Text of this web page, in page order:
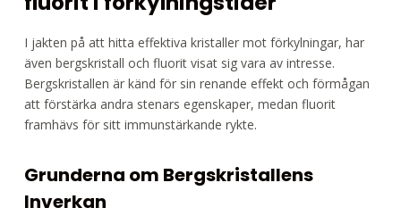
I jakten på att hitta effektiva kristaller mot förkylningar, har
även bergskristall och fluorit visat sig vara av intresse.
Bergskristallen är känd för sin renande effekt och förmågan
att förstärka andra stenars egenskaper, medan fluorit
framhävs för sitt immunstärkande rykte.
Grunderna om Bergskristallens
Inverkan